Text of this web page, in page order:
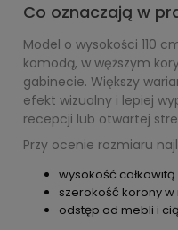
Co oznaczają w
Model o wysokości 110
komodą, w węższym
gabinecie. Większy
efekt wizualny i lepiej
recepcji lub otwartej
Przy ocenie rozmiaru
wysokość
szerokość korony
odstęp od mebli i